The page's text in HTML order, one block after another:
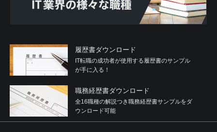
履歴書ダウンロード
IT転職の成功者が使用する履歴書のサンプル
が手に入る！
職務経歴書ダウンロード
全16職種の解説つき職務経歴書サンプルをダ
ウンロード可能